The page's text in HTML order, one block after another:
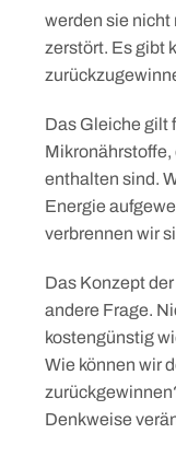
werden sie nicht
zerstört. Es gibt
Das Gleiche gilt
enthalten sind.
Energie
verbrennen wir
Das Konzept
andere Frage.
kostengünstig
Wie können wir
Denkweise